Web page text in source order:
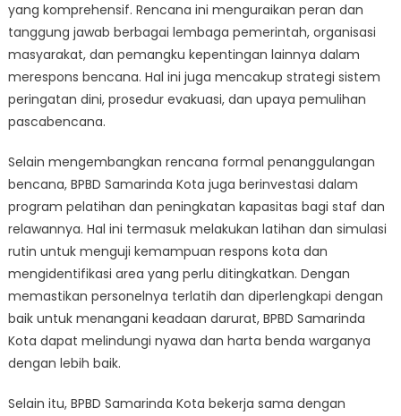
yang komprehensif. Rencana ini menguraikan peran dan
tanggung jawab berbagai lembaga pemerintah, organisasi
masyarakat, dan pemangku kepentingan lainnya dalam
merespons bencana. Hal ini juga mencakup strategi sistem
peringatan dini, prosedur evakuasi, dan upaya pemulihan
pascabencana.
Selain mengembangkan rencana formal penanggulangan
bencana, BPBD Samarinda Kota juga berinvestasi dalam
program pelatihan dan peningkatan kapasitas bagi staf dan
relawannya. Hal ini termasuk melakukan latihan dan simulasi
rutin untuk menguji kemampuan respons kota dan
mengidentifikasi area yang perlu ditingkatkan. Dengan
memastikan personelnya terlatih dan diperlengkapi dengan
baik untuk menangani keadaan darurat, BPBD Samarinda
Kota dapat melindungi nyawa dan harta benda warganya
dengan lebih baik.
Selain itu, BPBD Samarinda Kota bekerja sama dengan